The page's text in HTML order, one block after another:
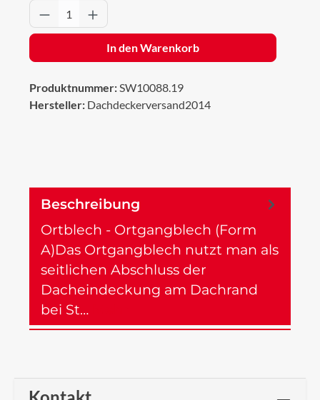
Produkt Anzahl: Gib den gewünschten
In den Warenkorb
Produktnummer:SW10088.19
Hersteller: Dachdeckerversand2014
Beschreibung
Ortblech - Ortgangblech (Form
A)Das Ortgangblech nutzt man als
seitlichen Abschluss der
Dacheindeckung am Dachrand
bei St…